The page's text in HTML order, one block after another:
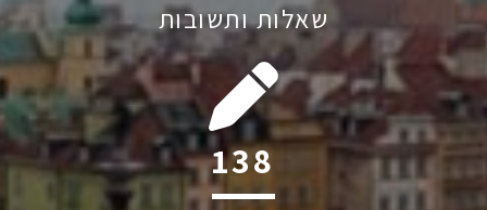
שאלות ותשובות
200